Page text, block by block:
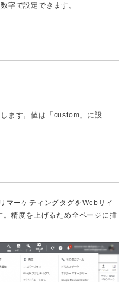
字で設定できます。
ます。値は「custom」に設
マーケティングタグをWebサイ
精度を上げるため全ページに挿